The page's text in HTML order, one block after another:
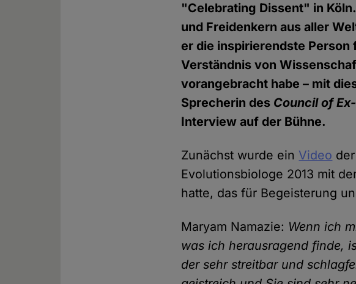
"Celebrating Dissent" in
und Freidenkern aus aller
er die inspirierendste Person
Verständnis von
vorangebracht habe – mit
Sprecherin des Council of
Interview auf der Bühne.
Zunächst wurde ein Video
Evolutionsbiologe 2013 mit
hatte, das für Begeisterung
Maryam Namazie: Wenn ich
was ich herausragend finde,
der sehr streitbar und